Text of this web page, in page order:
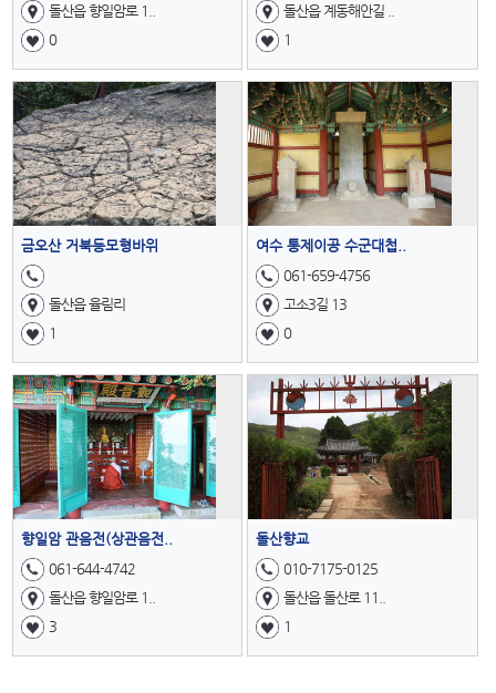
돌산읍 향일암로 1..
0
돌산읍 계동해안길 ..
1
금오산 거북등모형바위
돌산읍 율림리
1
여수 통제이공 수군대첩..
061-659-4756
고소3길 13
0
향일암 관음전(상관음전..
061-644-4742
돌산읍 향일암로 1..
3
돌산향교
010-7175-0125
돌산읍 돌산로 11..
1